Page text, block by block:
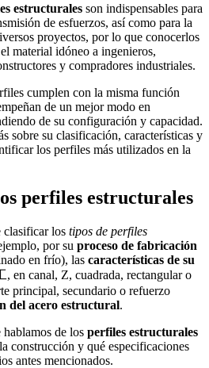
estructurales son indispensables para
de esfuerzos, así como para la
proyectos, por lo que conocerlos
material idóneo a ingenieros,
y compradores industriales.
cumplen con la misma función
de un mejor modo en
de su configuración y capacidad.
sobre su clasificación, características y
los perfiles más utilizados en la
perfiles estructurales
clasificar los tipos de perfiles
por su proceso de fabricación
en frío), las características de su
, en canal, Z, cuadrada, rectangular o
principal, secundario o refuerzo
del acero estructural.
hablamos de los perfiles estructurales
construcción y qué especificaciones
antes mencionados.